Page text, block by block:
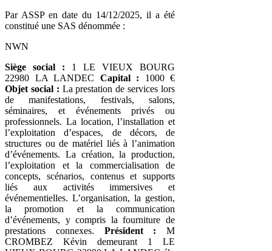
Par ASSP en date du 14/12/2025, il a été
constitué une SAS dénommée :
NWN
Siège social : 1 LE VIEUX BOURG
22980 LA LANDEC Capital : 1000 €
Objet social : La prestation de services lors
de manifestations, festivals, salons,
séminaires, et événements privés ou
professionnels. La location, l’installation et
l’exploitation d’espaces, de décors, de
structures ou de matériel liés à l’animation
d’événements. La création, la production,
l’exploitation et la commercialisation de
concepts, scénarios, contenus et supports
liés aux activités immersives et
événementielles. L’organisation, la gestion,
la promotion et la communication
d’événements, y compris la fourniture de
prestations connexes. Président : M
CROMBEZ Kévin demeurant 1 LE